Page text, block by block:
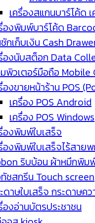
เครื่องสแกนบาร์โค้ด
องพิมพ์บาร์โค้ด
กเก็บเงิน Cash
องนับสต็อก Data
พิวเตอร์มือถือ Mobile
องขายหน้าร้าน POS
เครื่อง POS Android
เครื่อง POS Windows
องพิมพ์ใบเสร็จ
องพิมพ์ใบเสร็จไร้สาย
ริบบ้อน ผ้าหมึกพิม
ชสกรีน Touch screen
ดาษใบเสร็จ กระดาษค
องอ่านบัตรประชาชน